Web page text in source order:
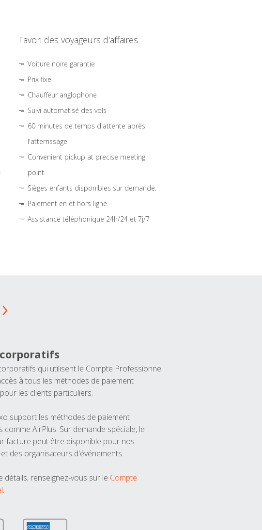
Favori des voyageurs d'affaires
Voiture noire garantie
Prix fixe
Chauffeur anglophone
Suivi automatisé des vols
60 minutes de temps d'attente après
l'atterrissage
Convenient pickup at precise meeting
point
Sièges enfants disponibles sur demande.
Paiement en et hors ligne
Assistance téléphonique 24h/24 et 7j/7
qui utilisent le Compte Professionnel
à tous les méthodes de paiement
les clients particuliers.
support les méthodes de paiement
comme AirPlus. Sur demande spéciale, le
facture peut être disponible pour nos
des organisateurs d'événements.
détails, renseignez-vous sur le Compte
.